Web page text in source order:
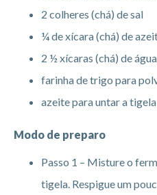
2 colheres (chá) de sal
¼ de xícara (chá) de
2 ½ xícaras (chá) de
farinha de trigo para
azeite para untar a tigela
Modo de preparo
Passo 1 – Misture o
tigela. Respigue um